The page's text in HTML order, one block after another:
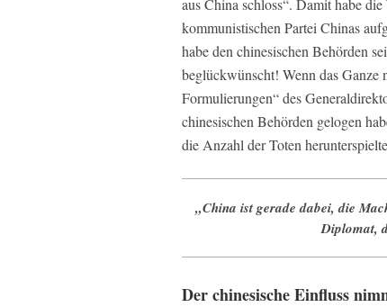
aus China schloss“. Damit habe
kommunistischen Partei Chinas
habe den chinesischen Behörden
beglückwünscht! Wenn das Ganze
Formulierungen“ des
chinesischen Behörden gelogen
die Anzahl der Toten
„China ist gerade dabei, die
Diplomat,
Der chinesische Einfluss